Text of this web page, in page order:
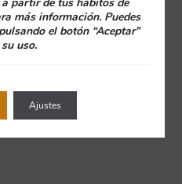
laxerostomía
frecuentes
más información. Puedes
el botón “Aceptar”
uso.
Ajustes